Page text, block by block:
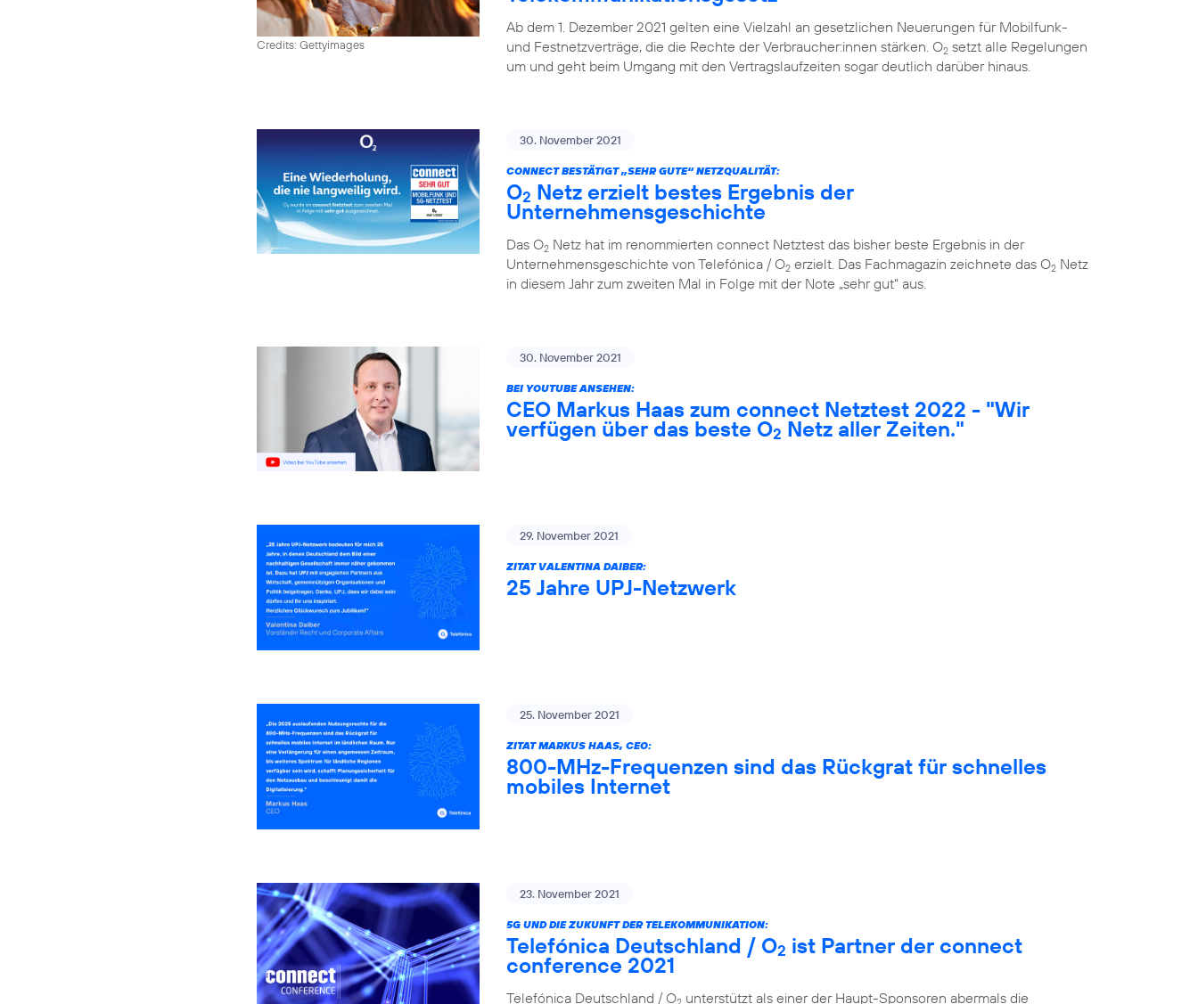
Credits: Gettyimages
Ab dem 1. Dezember 2021 gelten eine Vielzahl an gesetzlichen Neuerungen für Mobilfunk-
und Festnetzverträge, die die Rechte der Verbraucher:innen stärken. O2 setzt alle Regelungen
um und geht beim Umgang mit den Vertragslaufzeiten sogar deutlich darüber hinaus.
30. November 2021
CONNECT BESTÄTIGT „SEHR GUTE“ NETZQUALITÄT:
O2 Netz erzielt bestes Ergebnis der
Unternehmensgeschichte
Das O2 Netz hat im renommierten connect Netztest das bisher beste Ergebnis in der
Unternehmensgeschichte von Telefónica / O2 erzielt. Das Fachmagazin zeichnete das O2 Netz
in diesem Jahr zum zweiten Mal in Folge mit der Note „sehr gut“ aus.
30. November 2021
BEI YOUTUBE ANSEHEN:
CEO Markus Haas zum connect Netztest 2022 - "Wir
verfügen über das beste O2 Netz aller Zeiten."
29. November 2021
ZITAT VALENTINA DAIBER:
25 Jahre UPJ-Netzwerk
25. November 2021
ZITAT MARKUS HAAS, CEO:
800-MHz-Frequenzen sind das Rückgrat für schnelles
mobiles Internet
23. November 2021
5G UND DIE ZUKUNFT DER TELEKOMMUNIKATION:
Telefónica Deutschland / O2 ist Partner der connect
conference 2021
Telefónica Deutschland / O unterstützt als einer der Haupt-Sponsoren abermals die